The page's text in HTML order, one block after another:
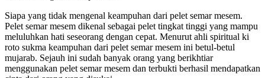
Siapa yang tidak mengenal keampuhan dari pelet semar mesem.
Pelet semar mesem dikenal sebagai pelet tingkat tinggi yang mampu
meluluhkan hati seseorang dengan cepat. Menurut ahli spiritual ki
roto sukma keampuhan dari pelet semar mesem ini betul-betul
mujarab. Sejauh ini sudah banyak orang yang berikhtiar
menggunakan pelet semar mesem dan terbukti berhasil mendapatkan